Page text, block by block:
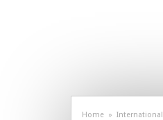
Home » International